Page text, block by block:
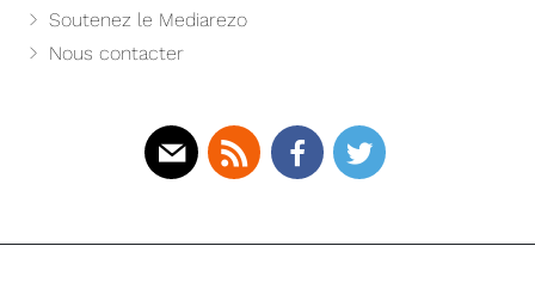
Soutenez le Mediarezo
Nous contacter